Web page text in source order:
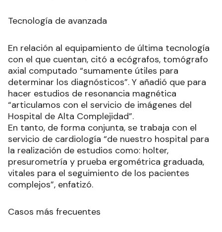
Tecnología de avanzada
En relación al equipamiento de última tecnología
con el que cuentan, citó a ecógrafos, tomógrafo
axial computado “sumamente útiles para
determinar los diagnósticos”. Y añadió que para
hacer estudios de resonancia magnética
“articulamos con el servicio de imágenes del
Hospital de Alta Complejidad”.
En tanto, de forma conjunta, se trabaja con el
servicio de cardiología “de nuestro hospital para
la realización de estudios como: holter,
presurometría y prueba ergométrica graduada,
vitales para el seguimiento de los pacientes
complejos”, enfatizó.
Casos más frecuentes